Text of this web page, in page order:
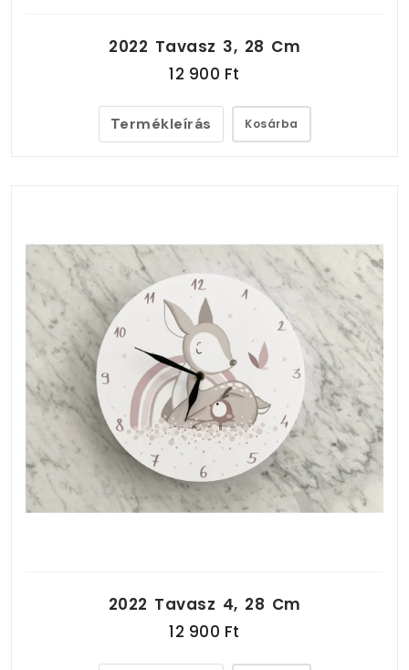
2022 Tavasz 3, 28 Cm
12 900 Ft
Termékleírás Kosárba
2022 Tavasz 4, 28 Cm
12 900 Ft